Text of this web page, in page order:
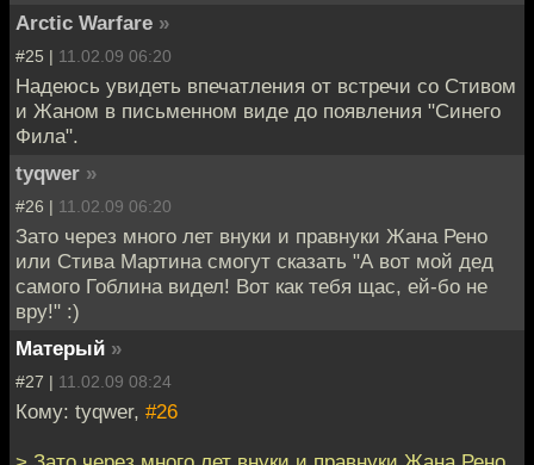
Arctic Warfare »
#25 | 11.02.09 06:20
Надеюсь увидеть впечатления от встречи со Стивом
и Жаном в письменном виде до появления "Синего
Фила".
tyqwer »
#26 | 11.02.09 06:20
Зато через много лет внуки и правнуки Жана Рено
или Стива Мартина смогут сказать "А вот мой дед
самого Гоблина видел! Вот как тебя щас, ей-бо не
вру!" :)
Матерый »
#27 | 11.02.09 08:24
Кому: tyqwer, #26